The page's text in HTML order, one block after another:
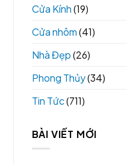
Cửa Kính(19)
Cửa nhôm(41)
Nhà Đẹp(26)
Phong Thủy(34)
Tin Tức(711)
BÀI VIẾT MỚI